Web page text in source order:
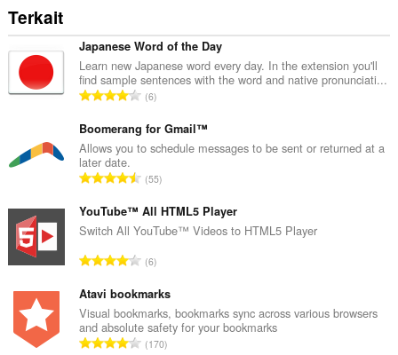
dan
aktivitas
Anda.
Terkait
Japanese Word of the Day
Learn new Japanese word every day. In the extension you'll
find sample sentences with the word and native pronunciati...
J
m
l
h
o
t
a
p
e
n
d
6
Boomerang for Gmail™
Allows you to schedule messages to be sent or returned at a
later date.
J
m
l
h
o
t
a
55
YouTube™ All HTML5 Player
Switch All YouTube™ Videos to HTML5 Player
J
m
l
a
h
6
Atavi bookmarks
Visual bookmarks, bookmarks sync across various browsers
and absolute safety for your bookmarks
J170